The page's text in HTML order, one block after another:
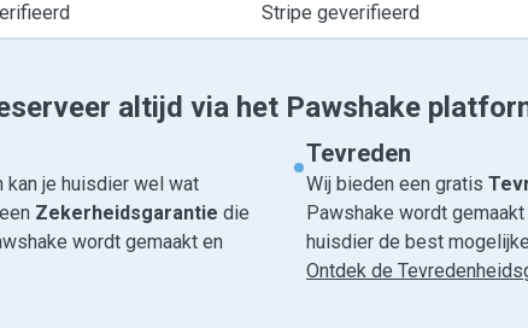
Stripe geverifieerd
altijd via het Pawshake
kan je huisdier wel wat
Zekerheidsgarantie die
wordt gemaakt en
Tevreden
Wij bieden een gratis
Pawshake wordt
huisdier de best
Ontdek de